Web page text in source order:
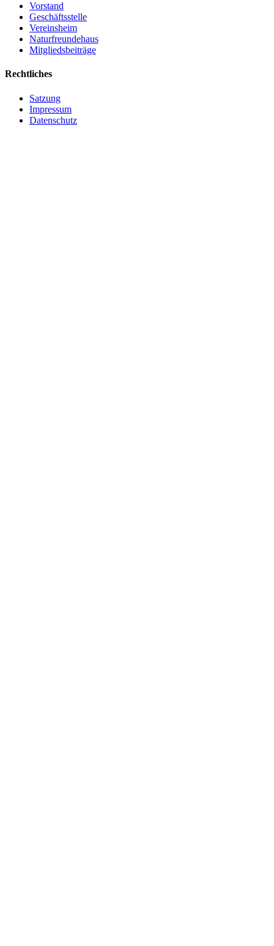
Vorstand
Geschäftsstelle
Vereinsheim
Naturfreundehaus
Mitgliedsbeiträge
Rechtliches
Satzung
Impressum
Datenschutz